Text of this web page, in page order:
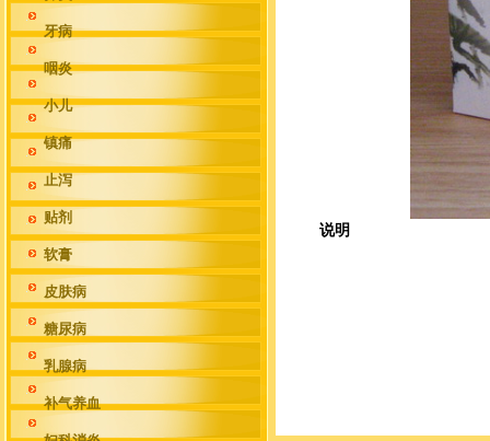
牙病
咽炎
小儿
镇痛
止泻
贴剂
软膏
皮肤病
糖尿病
乳腺病
补气养血
说明